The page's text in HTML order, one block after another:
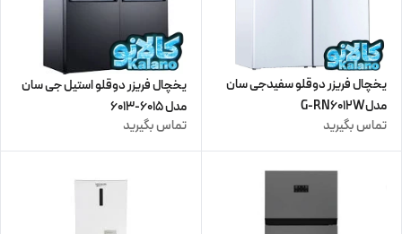
یخچال فریزر دوقلو سفیدجی سان
مدلG-RN6012W
تماس بگیرید
یخچال فریزر دوقلو استیل جی سان
مدل 6015-6013
تماس بگیرید